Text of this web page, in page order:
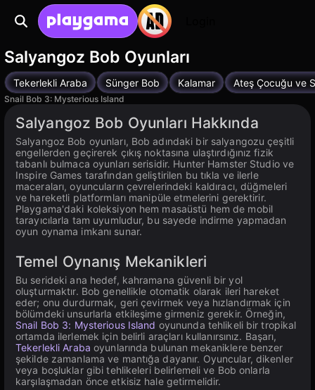
Salyangoz Bob Oyunları
Tekerlekli Araba Sünger Bob Kalamar Ateş Çocuğu ve
Snail Bob 3: Mysterious Island
Salyangoz Bob Oyunları Hakkında
Salyangoz Bob oyunları, Bob adındaki bir salyangozu çeşitli
engellerden geçirerek çıkış noktasına ulaştırdığınız fizik
tabanlı bulmaca oyunları serisidir. Hunter Hamster Studio ve
Inspire Games tarafından geliştirilen bu tıkla ve ilerle
maceraları, oyuncuların çevrelerindeki kaldıracı, düğmeleri
ve hareketli platformları manipüle etmelerini gerektirir.
Playgama'daki koleksiyon hem masaüstü hem de mobil
tarayıcılarla tam uyumludur, bu sayede indirme yapmadan
oyun oynama imkanı sunar.
Temel Oynanış Mekanikleri
Bu serideki ana hedef, kahramana güvenli bir yol
oluşturmaktır. Bob genellikle otomatik olarak ileri hareket
eder; onu durdurmak, geri çevirmek veya hızlandırmak için
bölümdeki unsurlarla etkileşime girmeniz gerekir. Örneğin,
Snail Bob 3: Mysterious Island oyununda tehlikeli bir tropikal
ortamda ilerlemek için belirli araçları kullanırsınız. Başarı,
Tekerlekli Araba oyunlarında bulunan mekaniklere benzer
şekilde zamanlama ve mantığa dayanır. Oyuncular, dikenler
veya boşluklar gibi tehlikeleri belirlemeli ve Bob onlarla
karşılaşmadan önce etkisiz hale getirmelidir.